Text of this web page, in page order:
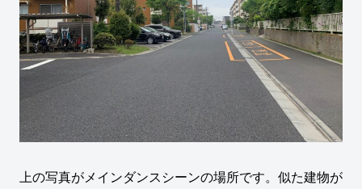
上の写真がメインダンスシーンの場所です。似た建物が